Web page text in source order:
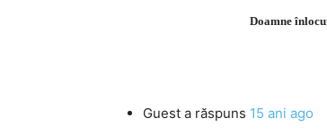
Doamne
Guest a răspuns 15 ani ago